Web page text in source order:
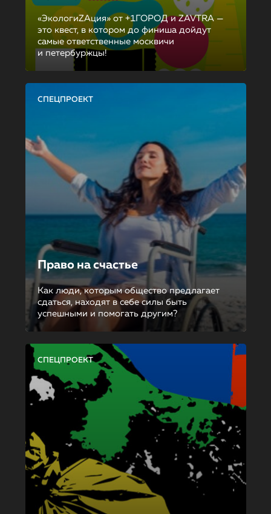
«ЭкологиZAция» от +1ГОРОД и ZAVTRA —
это квест, в котором до финиша дойдут
самые ответственные москвичи
и петербуржцы!
СПЕЦПРОЕКТ
Право на счастье
Как люди, которым общество предлагает
сдаться, находят в себе силы быть
успешными и помогать другим?
СПЕЦПРОЕКТ